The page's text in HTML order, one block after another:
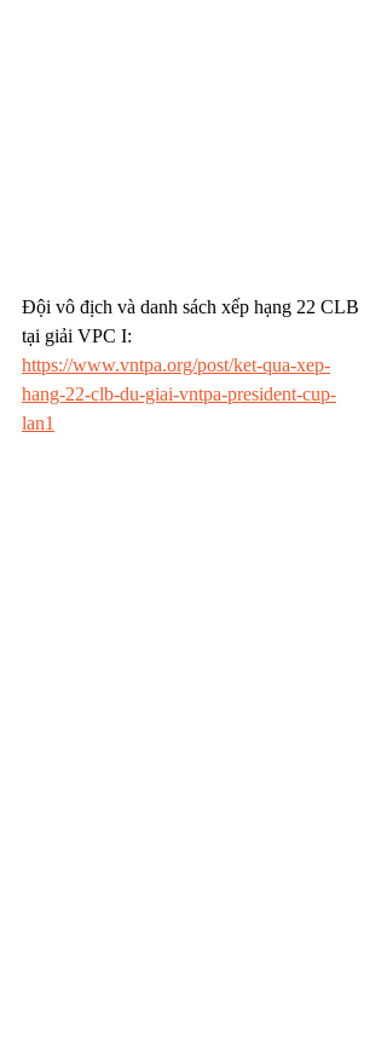
Đội vô địch và danh sách xếp hạng 22 CLB
tại giải VPC I:
https://www.vntpa.org/post/ket-qua-xep-
hang-22-clb-du-giai-vntpa-president-cup-
lan1